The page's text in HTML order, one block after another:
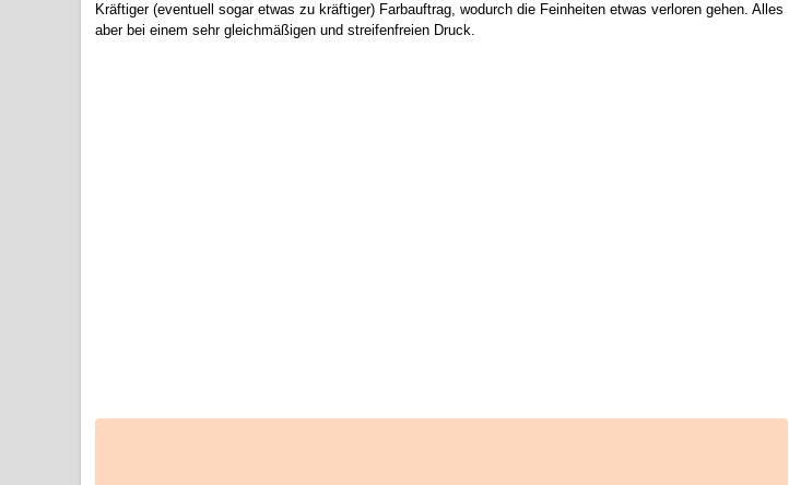
Kräftiger (eventuell sogar etwas zu kräftiger) Farbauftrag, wodurch die Feinheiten etwas verloren gehen. Alles
aber bei einem sehr gleichmäßigen und streifenfreien Druck.